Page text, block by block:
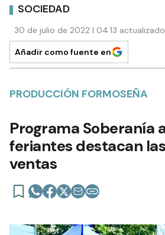
SOCIEDAD
30 de julio de 2022 | 04:13
Añadir como fuente en
PRODUCCIÓN FORMOSEÑA
Programa Soberanía
feriantes destacan
ventas